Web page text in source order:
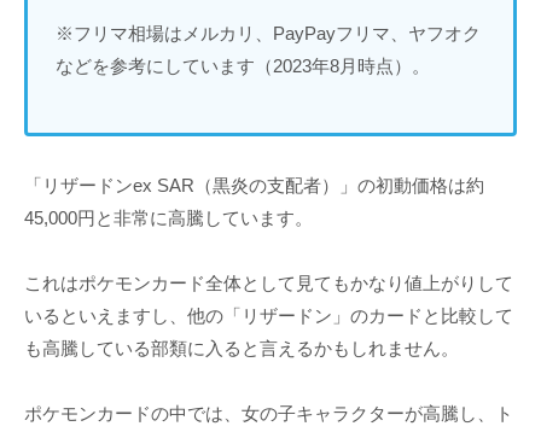
※フリマ相場はメルカリ、PayPayフリマ、ヤフオク
などを参考にしています（2023年8月時点）。
「リザードンex SAR（黒炎の支配者）」の初動価格は約
45,000円と非常に高騰しています。
これはポケモンカード全体として見てもかなり値上がりして
いるといえますし、他の「リザードン」のカードと比較して
も高騰している部類に入ると言えるかもしれません。
ポケモンカードの中では、女の子キャラクターが高騰し、ト